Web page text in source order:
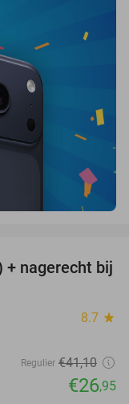
34%
+ nagerecht bij
8.7 star
Regulier €41,10
€26,95